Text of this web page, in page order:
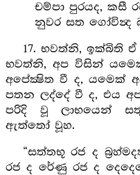
චම්පා පුරයද, කසී
නුවර සත ගෝවින්‍ද
17. භවත්නි, ඉක්බිති ඒ
භවත්නි, අප විසින්
අපේක්‍ෂිත වී ද, යමෙක්
පතන ලද්දේ වී ද, එය
පරිදි වූ ලාභයෙන්
ඇත්තෝ වූහ.
“සත්තභූ රජ ද
රජ ද රේණු රජ ද